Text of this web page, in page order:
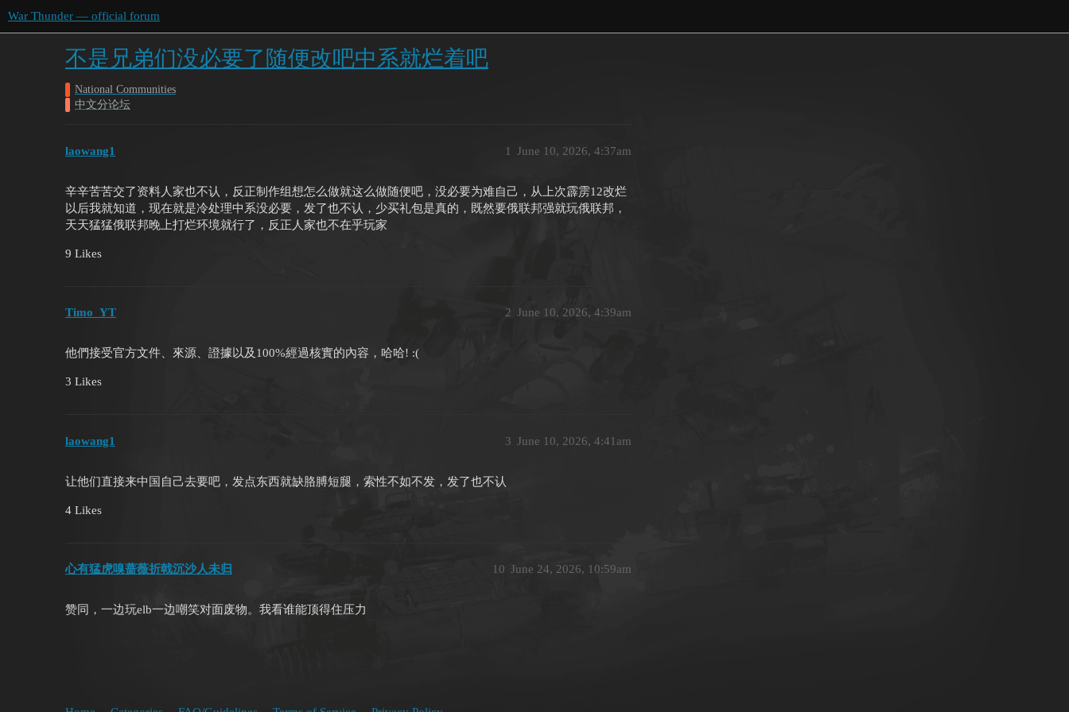
War Thunder — official forum
不是兄弟们没必要了随便改吧中系就烂着吧
National Communities
中文分论坛
laowang1 June 10, 2026, 4:37am
1
辛辛苦苦交了资料人家也不认，反正制作组想怎么做就这么做随便吧，没必要为难自己，从上次霹雳12改烂
以后我就知道，现在就是冷处理中系没必要，发了也不认，少买礼包是真的，既然要俄联邦强就玩俄联邦，
天天猛猛俄联邦晚上打烂环境就行了，反正人家也不在乎玩家
9 Likes
Timo_YT June 10, 2026, 4:39am
2
他們接受官方文件、來源、證據以及100%經過核實的內容，哈哈! :(
3 Likes
laowang1 June 10, 2026, 4:41am
3
让他们直接来中国自己去要吧，发点东西就缺胳膊短腿，索性不如不发，发了也不认
4 Likes
心有猛虎嗅蔷薇折戟沉沙人未归 June 24, 2026, 10:59am
10
赞同，一边玩elb一边嘲笑对面废物。我看谁能顶得住压力